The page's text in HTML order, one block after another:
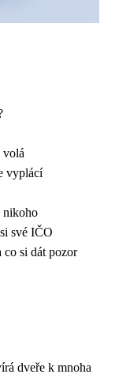
volá
vyplácí
nikoho
své IČO
co si dát pozor
dveře k mnoha